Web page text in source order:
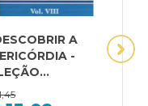
A
-
- VOL.